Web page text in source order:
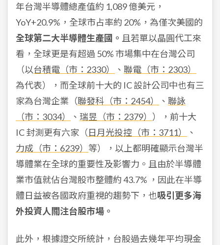
年台灣半導體總產值約 1,089 億美元，
YoY+20.9%，全球市占率約 20%，為僅次美國的
全球第二大半導體生產國。 且若單以晶圓代工來
看，全球更是有超過 50% 市場集中在台灣公司
（以台積電（市：2330） 、 聯電（市：2303）
為代表），而全球前十大的 IC 設計公司中也有三
家為台灣企業（聯發科（市：2454） 、 聯詠
（市：3034）
、 瑞昱（市：2379） ），前十大
IC 封測更有六家（日月光投控（市：3711）
、
力成（市：6239） 等），以上都明確顯示台灣半
導體業在全球的重要性及影響力。且由於半導體
業市值就佔台灣股市整體約 43.7% ，因此在半導
體日益被各國政府重視的趨勢下，也吸引更多海
外投資人關注台股市場。
此外，根據證交所統計，台股過去幾年平均現金